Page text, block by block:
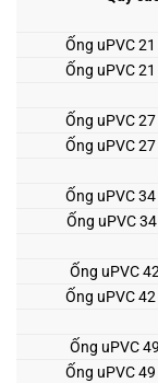
Ống uPVC
Ống uPVC
Ống uPVC
Ống uPVC
Ống uPVC
Ống uPVC
Ống uPVC
Ống uPVC
Ống uPVC
Ống uPVC